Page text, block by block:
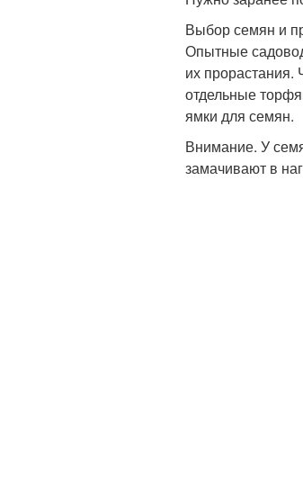
Выбор семян и
Опытные
их
отдельные
ямки для семян.
Внимание. У
замачивают в